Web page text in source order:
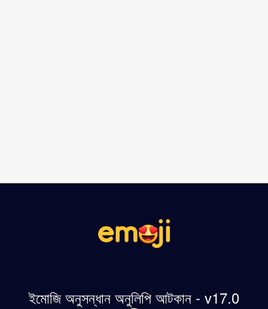
ইমোজি অনুসন্ধান অনুলিপি আটকান - v17.0